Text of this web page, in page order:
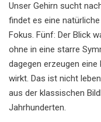
Unser Gehirn sucht
findet es eine
Fokus. Fünf: Der Blick
ohne in eine starre
dagegen erzeugen
wirkt. Das ist nicht
aus der klassischen
Jahrhunderten.